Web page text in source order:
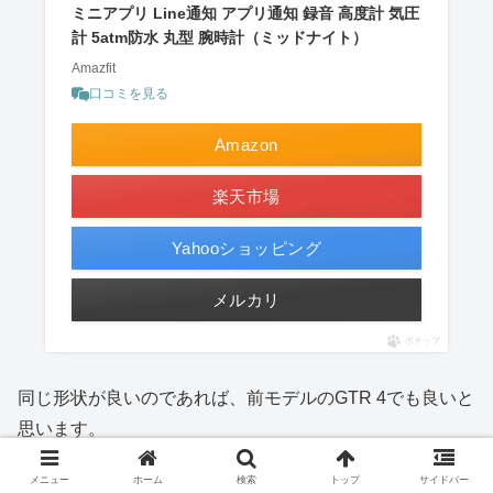
ミニアプリ Line通知 アプリ通知 録音 高度計 気圧
計 5atm防水 丸型 腕時計（ミッドナイト）
Amazfit
口コミを見る
Amazon
楽天市場
Yahooショッピング
メルカリ
ポチップ
同じ形状が良いのであれば、前モデルのGTR 4でも良いと
思います。
メニュー ホーム 検索 トップ サイドバー